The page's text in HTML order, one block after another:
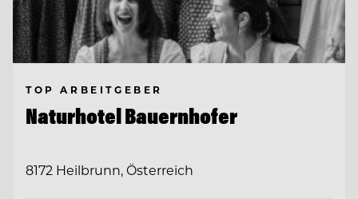
TOP ARBEITGEBER
Naturhotel Bauernhofer
8172 Heilbrunn, Österreich